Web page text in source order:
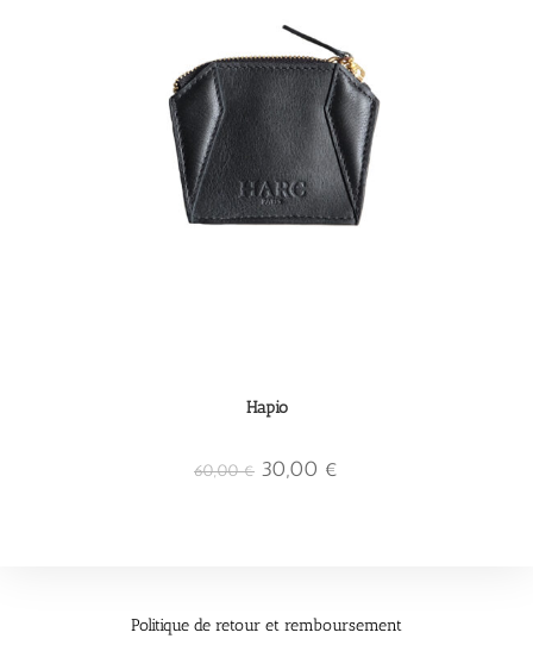
Hapio
60,00€ 30,00 €
Politique de retour et remboursement